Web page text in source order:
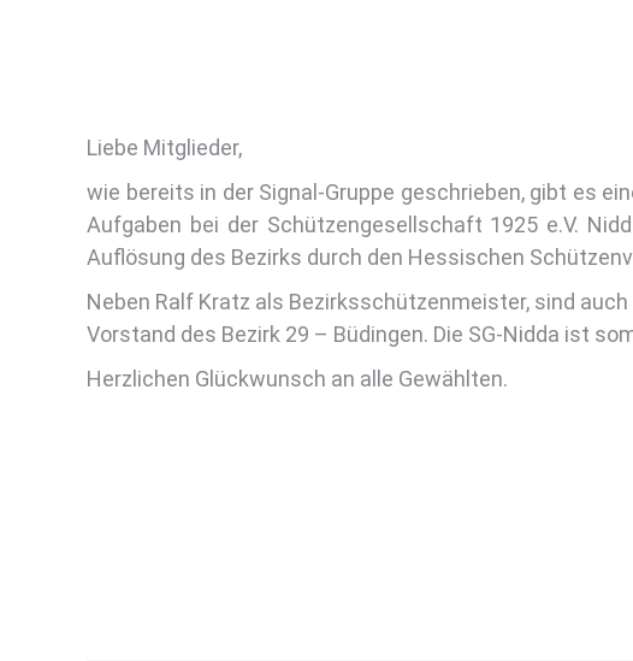
Liebe Mitglieder,
wie bereits in der Signal-Gruppe geschrieben, gibt es
Aufgaben bei der Schützengesellschaft 1925 e.V.
Auflösung des Bezirks durch den Hessischen
Neben Ralf Kratz als Bezirksschützenmeister, sind
Vorstand des Bezirk 29 – Büdingen. Die SG-Nidda ist
Herzlichen Glückwunsch an alle Gewählten.